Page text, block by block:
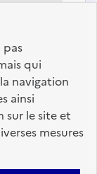
qui
navigation
ainsi
sur le site et
mesures
et
la ville